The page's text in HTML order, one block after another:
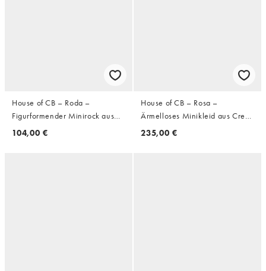
House of CB – Roda –
Figurformender Minirock aus
Crepe in Schwarz
104,00 €
House of CB – Rosa –
Ärmelloses Minikleid aus Crepe
in Schwarz
235,00 €